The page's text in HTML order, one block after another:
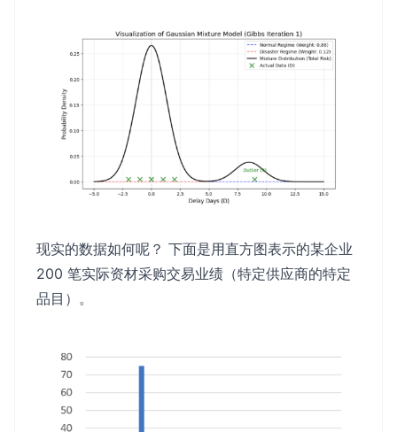
现实的数据如何呢？ 下面是用直方图表示的某企业
200 笔实际资材采购交易业绩（特定供应商的特定
品目）。